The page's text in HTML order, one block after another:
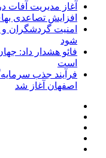
آغاز مدیریت آفات
افزایش تصاعدی
امنیت گردشگران
شود
فائو هشدار داد:
است
اصفهان آغاز شد